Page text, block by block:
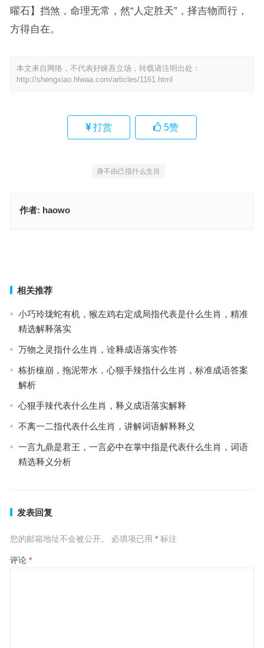
曜石】挡煞，命理无常，然“人定胜天”，择吉物而行，
方得自在。
本文来自网络，不代表好睐吾立场，转载请注明出处：
http://shengxiao.hlwaa.com/articles/1161.html
打赏 5赞
身不由己指什么生肖
作者: haowo
相关推荐
小巧玲珑蛇有机，猴左鸡右定成局指代表是什么生肖，精准
精选解释落实
万物之灵指什么生肖，诠释成语落实作答
栋折榱崩，拖泥带水，心狠手辣指什么生肖，标准成语答案
解析
心狠手辣代表什么生肖，释义成语落实解释
不离一二指代表什么生肖，讲解词语解释释义
一言九鼎是君王，一言必中在掌中指是代表什么生肖，词语
精选释义分析
发表回复
您的邮箱地址不会被公开。 必填项已用 *标注
评论 *